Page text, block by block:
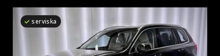
Škoda
Tesla
serviska